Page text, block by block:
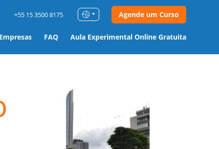
FAQ Aula Experimental Online Gratuita
+55 15 3500 8175 Agende um Curso